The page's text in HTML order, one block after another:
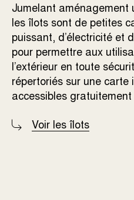
Jumelant aménagement
les îlots sont de petites
puissant, d’électricité et
pour permettre aux
l’extérieur en toute
répertoriés sur une
accessibles
Voir les îlots